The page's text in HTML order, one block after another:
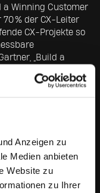
Anzeigen zu
Medien anbieten
Website zu
zu Ihrer
a Winning Customer
70 % der CX-Leiter
CX-Projekte so
„Build a
DIE NEUE
WIRD.